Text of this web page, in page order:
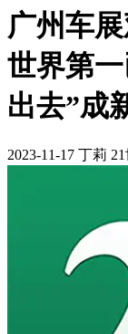
广州车
世界第
出去”成
2023-11-17 丁莉